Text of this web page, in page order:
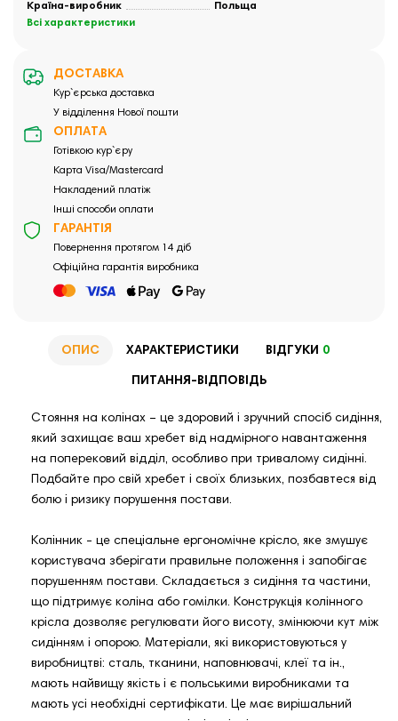
Країна-виробник
Польща
Всі характеристики
ДОСТАВКА
Кур`єрська доставка
У відділення Нової пошти
ОПЛАТА
Готівкою кур`єру
Карта Visa/Mastercard
Накладений платіж
Інші способи оплати
ГАРАНТІЯ
Повернення протягом 14 діб
Офіційна гарантія виробника
ОПИС ХАРАКТЕРИСТИКИ ВІДГУКИ 0
ПИТАННЯ-ВІДПОВІДЬ
Стояння на колінах – це здоровий і зручний спосіб сидіння,
який захищає ваш хребет від надмірного навантаження
на поперековий відділ, особливо при тривалому сидінні.
Подбайте про свій хребет і своїх близьких, позбавтеся від
болю і ризику порушення постави.
Колінник - це спеціальне ергономічне крісло, яке змушує
користувача зберігати правильне положення і запобігає
порушенням постави. Складається з сидіння та частини,
що підтримує коліна або гомілки. Конструкція колінного
крісла дозволяє регулювати його висоту, змінюючи кут між
сидінням і опорою. Матеріали, які використовуються у
виробництві: сталь, тканини, наповнювачі, клеї та ін.,
мають найвищу якість і є польськими виробниками та
мають усі необхідні сертифікати. Це має вирішальний